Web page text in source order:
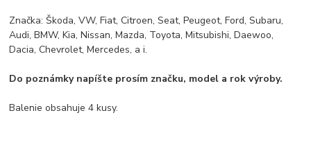
Značka: Škoda, VW, Fiat, Citroen, Seat, Peugeot, Ford, Subaru,
Audi, BMW, Kia, Nissan, Mazda, Toyota, Mitsubishi, Daewoo,
Dacia, Chevrolet, Mercedes, a i.
Do poznámky napíšte prosím značku, model a rok výroby.
Balenie obsahuje 4 kusy.